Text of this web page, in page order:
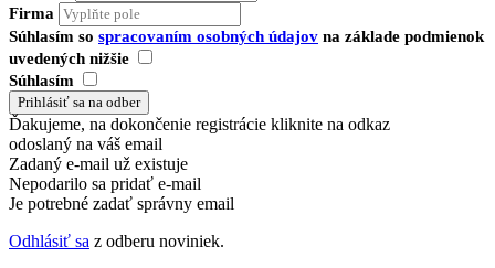
Firma
Súhlasím so spracovaním osobných údajov na základe podmienok
uvedených nižšie
Súhlasím
Ďakujeme, na dokončenie registrácie kliknite na odkaz
odoslaný na váš email
Zadaný e-mail už existuje
Nepodarilo sa pridať e-mail
Je potrebné zadať správny email
Odhlásiť sa z odberu noviniek.